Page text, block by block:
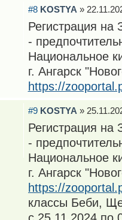
#8 KOSTYA »
Регистрация
-
Национальное
г. Ангарск
https://
#9 KOSTYA »
Регистрация
-
Национальное
г. Ангарск
https://
классы Беби,